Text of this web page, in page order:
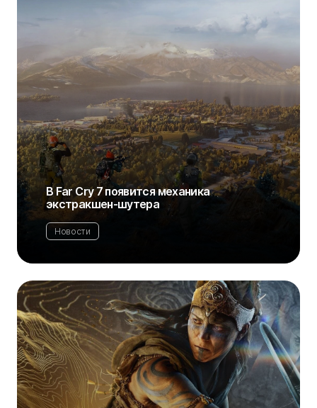
В Far Cry 7 появится механика
экстракшен-шутера
Новости